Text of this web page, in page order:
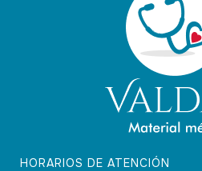
HORARIOS DE ATENCIÓN